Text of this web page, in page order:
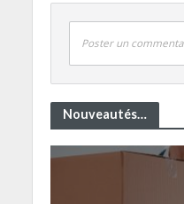
Poster un
Nouveautés…